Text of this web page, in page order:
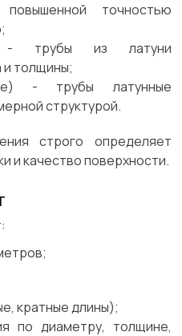
точностью
- трубы из латуни
и толщины;
- трубы латунные
структурой.
строго определяет
и качество поверхности.
кратные длины);
по диаметру, толщине,